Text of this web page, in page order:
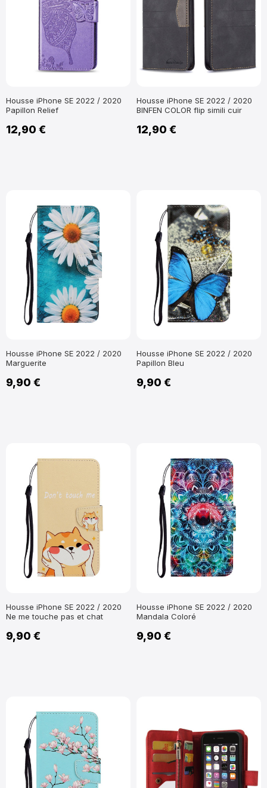
Housse iPhone SE 2022 / 2020
Papillon Relief
12,90 €
Housse iPhone SE 2022 / 2020
BINFEN COLOR flip simili cuir
12,90 €
Housse iPhone SE 2022 / 2020
Marguerite
9,90 €
Housse iPhone SE 2022 / 2020
Papillon Bleu
9,90 €
Housse iPhone SE 2022 / 2020
Ne me touche pas et chat
9,90 €
Housse iPhone SE 2022 / 2020
Mandala Coloré
9,90 €